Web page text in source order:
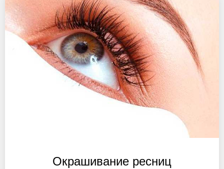
Окрашивание ресниц